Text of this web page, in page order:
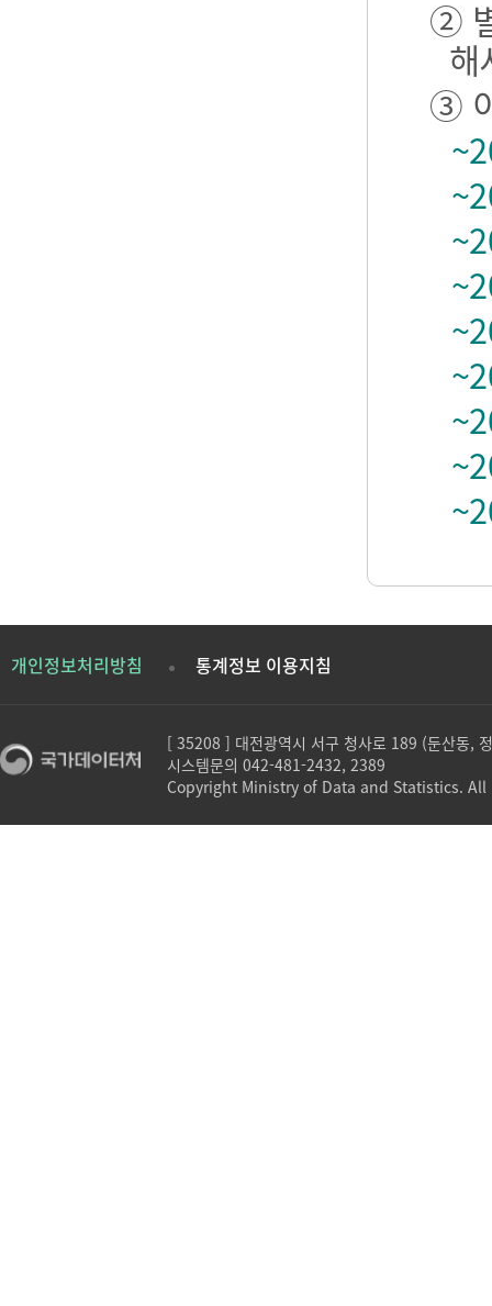
②
해
③
개인정보처리방침 통계정보 이용지침
[ 35208 ] 대전광역시 서구 청사로 189 (둔산동,
시스템문의 042-481-2432, 2389
Copyright Ministry of Data and Statistics.